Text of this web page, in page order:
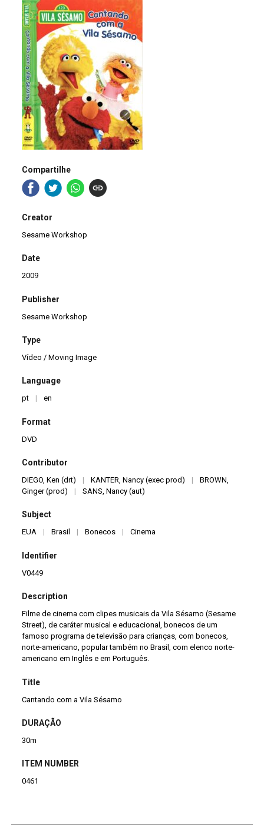
Compartilhe
Creator
Sesame Workshop
Date
2009
Publisher
Sesame Workshop
Type
Vídeo / Moving Image
Language
pt | en
Format
DVD
Contributor
DIEGO, Ken (drt) | KANTER, Nancy (exec prod) |
BROWN,
Ginger (prod)
| SANS, Nancy (aut)
Subject
EUA | Brasil | Bonecos | Cinema
Identifier
V0449
Description
Filme de cinema com clipes musicais da Vila Sésamo (Sesame
Street), de caráter musical e educacional, bonecos de um
famoso programa de televisão para crianças, com bonecos,
norte-americano, popular também no Brasil, com elenco norte-
americano em Inglês e em Português.
Title
Cantando com a Vila Sésamo
DURAÇÃO
30m
ITEM NUMBER
0461